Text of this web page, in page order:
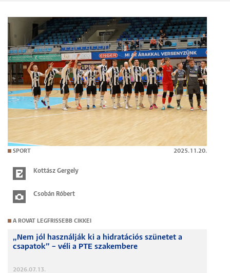
SPORT 2025.11.20.
Kottász Gergely
Csobán Róbert
A ROVAT LEGFRISSEBB CIKKEI
„Nem jól használják ki a hidratációs szünetet a
csapatok” – véli a PTE szakembere
2026.07.13.